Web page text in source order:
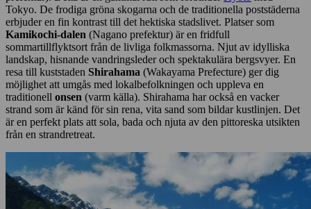
Tokyo. De frodiga gröna skogarna och de traditionella poststäderna
erbjuder en fin kontrast till det hektiska stadslivet. Platser som
Kamikochi-dalen (Nagano prefektur) är en fridfull
sommartillflyktsort från de livliga folkmassorna. Njut av idylliska
landskap, hisnande vandringsleder och spektakulära bergsvyer. En
resa till kuststaden Shirahama (Wakayama Prefecture) ger dig
möjlighet att umgås med lokalbefolkningen och uppleva en
traditionell onsen (varm källa). Shirahama har också en vacker
strand som är känd för sin rena, vita sand som bildar kustlinjen. Det
är en perfekt plats att sola, bada och njuta av den pittoreska utsikten
från en strandretreat.